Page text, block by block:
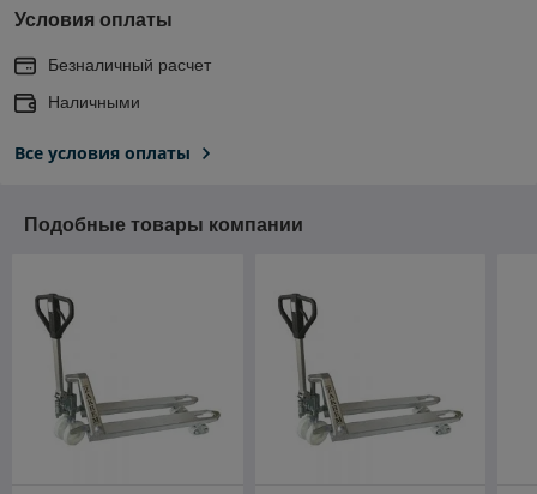
Условия оплаты
Безналичный расчет
Наличными
Все условия оплаты
Подобные товары компании